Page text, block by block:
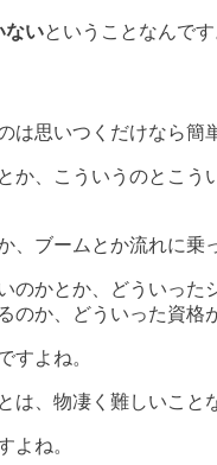
ないということなんです
思いつくだけなら簡
か、こういうのとこ
ブームとか流れに乗
のかとか、どういっ
か、どういった資格
すよね。
、物凄く難しいこと
よね。